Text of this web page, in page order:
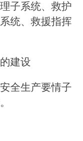
子系统、救护
统、救援指挥
建设
全生产要情子